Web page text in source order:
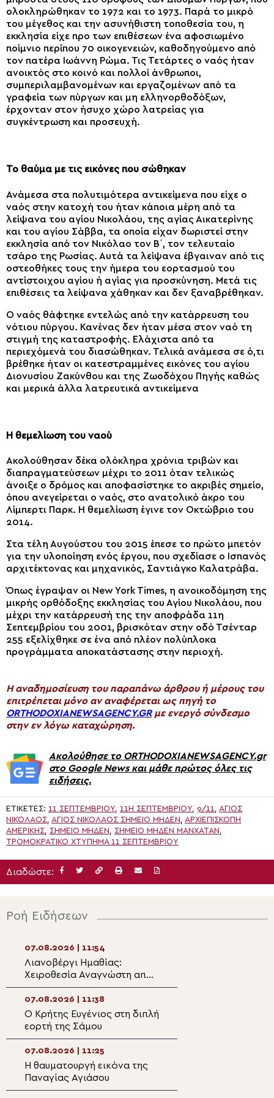
ολοκληρώθηκαν το 1972 και το 1973. Παρά το μικρό
του μέγεθος και την ασυνήθιστη τοποθεσία του, η
εκκλησία είχε προ των επιθέσεων ένα αφοσιωμένο
ποίμνιο περίπου 70 οικογενειών, καθοδηγούμενο από
τον πατέρα Ιωάννη Ρώμα. Τις Τετάρτες ο ναός ήταν
ανοικτός στο κοινό και πολλοί άνθρωποι,
συμπεριλαμβανομένων και εργαζομένων από τα
γραφεία των πύργων και μη ελληνορθοδόξων,
έρχονταν στον ήσυχο χώρο λατρείας για
συγκέντρωση και προσευχή.
Το θαύμα με τις εικόνες που σώθηκαν
Ανάμεσα στα πολυτιμότερα αντικείμενα που είχε ο
ναός στην κατοχή του ήταν κάποια μέρη από τα
λείψανα του αγίου Νικολάου, της αγίας Αικατερίνης
και του αγίου Σάββα, τα οποία είχαν δωριστεί στην
εκκλησία από τον Νικόλαο τον Β΄, τον τελευταίο
τσάρο της Ρωσίας. Αυτά τα λείψανα έβγαιναν από τις
οστεοθήκες τους την ήμερα του εορτασμού του
αντίστοιχου αγίου ή αγίας για προσκύνηση. Μετά τις
επιθέσεις τα λείψανα χάθηκαν και δεν ξαναβρέθηκαν.
Ο ναός θάφτηκε εντελώς από την κατάρρευση του
νότιου πύργου. Κανένας δεν ήταν μέσα στον ναό τη
στιγμή της καταστροφής. Ελάχιστα από τα
περιεχόμενά του διασώθηκαν. Τελικά ανάμεσα σε ό,τι
βρέθηκε ήταν οι κατεστραμμένες εικόνες του αγίου
Διονυσίου Ζακύνθου και της Ζωοδόχου Πηγής καθώς
και μερικά άλλα λατρευτικά αντικείμενα
Η θεμελίωση του ναού
Ακολούθησαν δέκα ολόκληρα χρόνια τριβών και
διαπραγματεύσεων μέχρι το 2011 όταν τελικώς
άνοιξε ο δρόμος και αποφασίστηκε το ακριβές σημείο,
όπου ανεγείρεται ο ναός, στο ανατολικό άκρο του
Λίμπερτι Παρκ. Η θεμελίωση έγινε τον Οκτώβριο του
2014.
Στα τέλη Αυγούστου του 2015 έπεσε το πρώτο μπετόν
για την υλοποίηση ενός έργου, που σχεδίασε ο Ισπανός
αρχιτέκτονας και μηχανικός, Σαντιάγκο Καλατράβα.
Όπως έγραψαν οι New York Times, η ανοικοδόμηση της
μικρής ορθόδοξης εκκλησίας του Αγίου Νικολάου, που
μέχρι την κατάρρευσή της την αποφράδα 11η
Σεπτεμβρίου του 2001, βρισκόταν στην οδό Τσένταρ
255 εξελίχθηκε σε ένα από πλέον πολύπλοκα
προγράμματα αποκατάστασης στην περιοχή.
H αναδημοσίευση του παραπάνω άρθρου ή μέρους του
επιτρέπεται μόνο αν αναφέρεται ως πηγή το
ORTHODOXIANEWSAGENCY.GRμε ενεργό σύνδεσμο
στην εν λόγω καταχώρηση.
Ακολούθησε το ORTHODOXIANEWSAGENCY.gr
στο Google News και μάθε πρώτος όλες τις
ειδήσεις.
ΕΤΙΚΈΤΕΣ: 11 ΣΕΠΤΕΜΒΡΊΟΥ, 11Η ΣΕΠΤΕΜΒΡΊΟΥ, 9/11, ΑΓΙΟΣ
ΝΙΚΌΛΑΟΣ, ΆΓΙΟΣ ΝΙΚΌΛΑΟΣ ΣΗΜΕΊΟ ΜΗΔΈΝ, ΑΡΧΙΕΠΙΣΚΟΠΉ
ΑΜΕΡΙΚΗΣ, ΣΗΜΕΊΟ ΜΗΔΈΝ, ΣΗΜΕΙΟ ΜΗΔΕΝ ΜΑΝΧΑΤΑΝ,
ΤΡΟΜΟΚΡΑΤΙΚΌ ΧΤΎΠΗΜΑ 11 ΣΕΠΤΕΜΒΡΊΟΥ
Διαδώστε:
Ροή Ειδήσεων
07.08.2026 | 11:54
Λιανοβέργι Ημαθίας:
Χειροθεσία Αναγνώστη από
τον Μητροπολίτη Βεροίας
07.08.2026 | 11:38
Ο Κρήτης Ευγένιος στη διπλή
εορτή της Σάμου
07.08.2026 | 11:25
Η θαυματουργή εικόνα της
Παναγίας Αγιάσου